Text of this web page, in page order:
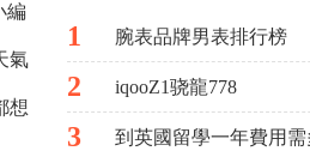
編
氣
想
1 腕表品牌男表排行榜
2 iqooZ1骁龍778
3 到英國留學一年費用